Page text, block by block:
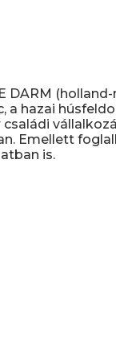
DARM
a hazai
Emellett
is.